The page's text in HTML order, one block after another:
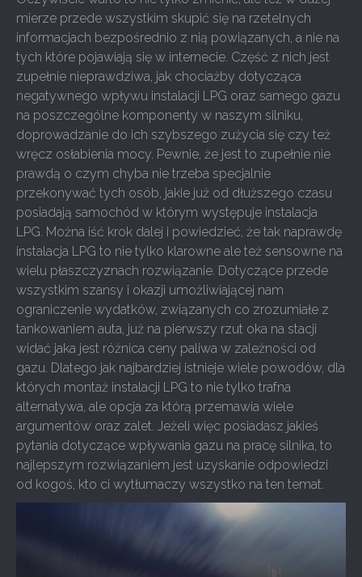
mierze przede wszystkim skupić się na rzetelnych
informacjach bezpośrednio z nią powiązanych, a nie na
tych które pojawiają się w internecie. Część z nich jest
zupełnie nieprawdziwa, jak chociażby dotycząca
negatywnego wpływu instalacji LPG oraz samego gazu
na poszczególne komponenty w naszym silniku,
doprowadzanie do ich szybszego zużycia się czy też
wręcz osłabienia mocy. Pewnie, że jest to zupełnie nie
prawdą o czym chyba nie trzeba specjalnie
przekonywać tych osób, jakie już od dłuższego czasu
posiadają samochód w którym występuje instalacja
LPG. Można iść krok dalej i powiedzieć, że tak naprawdę
instalacja LPG to nie tylko klarowne ale też sensowne na
wielu płaszczyznach rozwiązanie. Dotyczące przede
wszystkim szansy i okazji umożliwiającej nam
ograniczenie wydatków, związanych co zrozumiałe z
tankowaniem auta, już na pierwszy rzut oka na stacji
widać jaka jest różnica ceny paliwa w zależności od
gazu. Dlatego jak najbardziej istnieje wiele powodów, dla
których montaż instalacji LPG to nie tylko trafna
alternatywa, ale opcja za którą przemawia wiele
argumentów oraz zalet. Jeżeli więc posiadasz jakieś
pytania dotyczące wpływania gazu na pracę silnika, to
najlepszym rozwiązaniem jest uzyskanie odpowiedzi
od kogoś, kto ci wytłumaczy wszystko na ten temat.